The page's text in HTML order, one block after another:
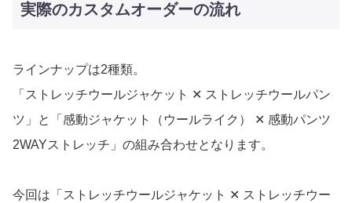
実際のカスタムオーダーの流れ
ラインナップは2種類。
「ストレッチウールジャケット ✕ ストレッチウールパン
ツ」と「感動ジャケット（ウールライク） ✕ 感動パンツ
2WAYストレッチ」の組み合わせとなります。
今回は「ストレッチウールジャケット ✕ ストレッチウー